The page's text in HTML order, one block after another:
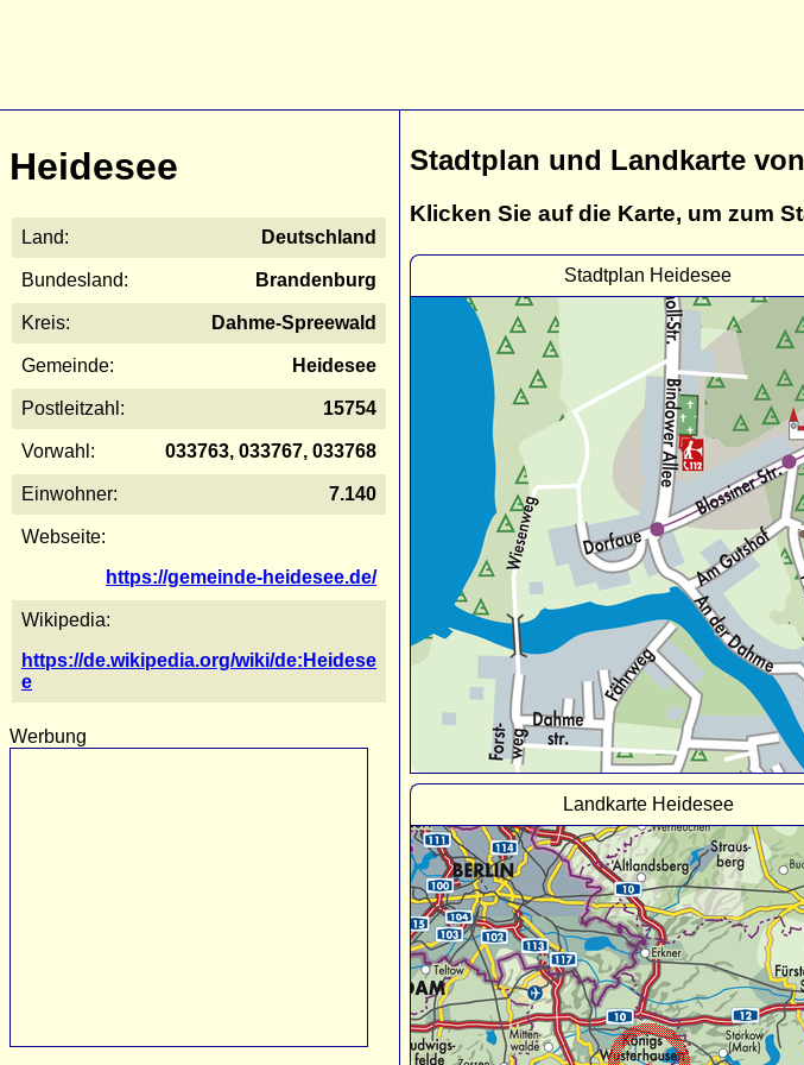
Heidesee
Land: Deutschland
Bundesland: Brandenburg
Kreis: Dahme-Spreewald
Gemeinde: Heidesee
Postleitzahl: 15754
Vorwahl: 033763, 033767, 033768
Einwohner: 7.140
Webseite:
https://gemeinde-heidesee.de/
Wikipedia:
https://de.wikipedia.org/wiki/de:Heidese
e
Werbung
Stadtplan und Landkarte
Klicken Sie auf die Karte, um zum
Stadtplan Heidesee
Landkarte Heidesee